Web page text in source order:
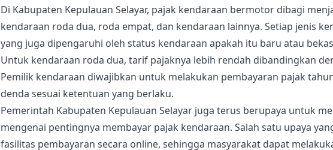
Di Kabupaten Kepulauan Selayar, pajak kendaraan bermotor dibagi
kendaraan roda dua, roda empat, dan kendaraan lainnya. Setiap jenis
yang juga dipengaruhi oleh status kendaraan apakah itu baru atau
Untuk kendaraan roda dua, tarif pajaknya lebih rendah dibandingkan
Pemilik kendaraan diwajibkan untuk melakukan pembayaran pajak
denda sesuai ketentuan yang berlaku.
Pemerintah Kabupaten Kepulauan Selayar juga terus berupaya untuk
mengenai pentingnya membayar pajak kendaraan. Salah satu upaya
fasilitas pembayaran secara online, sehingga masyarakat dapat